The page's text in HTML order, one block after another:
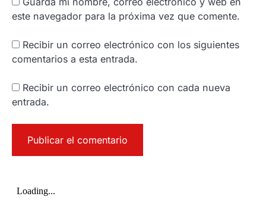
este navegador para la próxima vez que comente.
Recibir un correo electrónico con los siguientes
comentarios a esta entrada.
Recibir un correo electrónico con cada nueva
entrada.